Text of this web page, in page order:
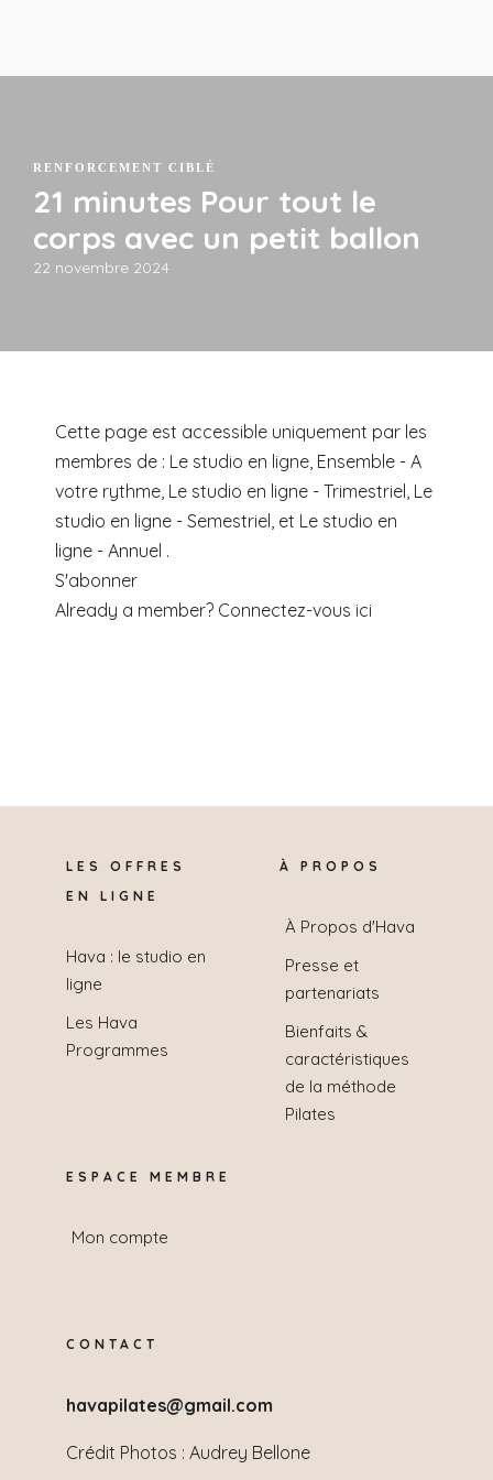
RENFORCEMENT CIBLÉ
21 minutes Pour tout le
corps avec un petit ballon
22 novembre 2024
Cette page est accessible uniquement par les
membres de : Le studio en ligne, Ensemble - A
votre rythme, Le studio en ligne - Trimestriel, Le
studio en ligne - Semestriel, et Le studio en
ligne - Annuel .
S'abonner
Already a member? Connectez-vous ici
LES OFFRES
EN LIGNE
Hava : le studio en
ligne
Les Hava
Programmes
À PROPOS
À Propos d'Hava
Presse et
partenariats
Bienfaits &
caractéristiques
de la méthode
Pilates
ESPACE MEMBRE
Mon compte
CONTACT
havapilates@gmail.com
Crédit Photos : Audrey Bellone